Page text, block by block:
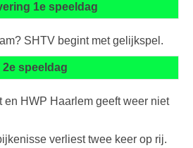
1e speeldag
SHTV begint met gelijkspel.
2e speeldag
en HWP Haarlem geeft weer niet
verliest twee keer op rij.